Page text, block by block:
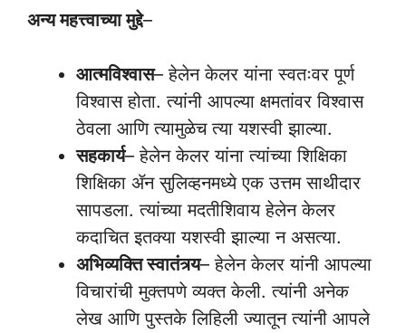
अन्य महत्त्वाच्या मुद्दे–
आत्मविश्वास– हेलेन केलर यांना स्वतःवर पूर्ण
विश्वास होता. त्यांनी आपल्या क्षमतांवर विश्वास
ठेवला आणि त्यामुळेच त्या यशस्वी झाल्या.
सहकार्य– हेलेन केलर यांना त्यांच्या शिक्षिका
शिक्षिका ॲन सुलिव्हनमध्ये एक उत्तम साथीदार
सापडला. त्यांच्या मदतीशिवाय हेलेन केलर
कदाचित इतक्या यशस्वी झाल्या न असत्या.
अभिव्यक्ति स्वातंत्र्य– हेलेन केलर यांनी आपल्या
विचारांची मुक्तपणे व्यक्त केली. त्यांनी अनेक
लेख आणि पुस्तके लिहिली ज्यातून त्यांनी आपले